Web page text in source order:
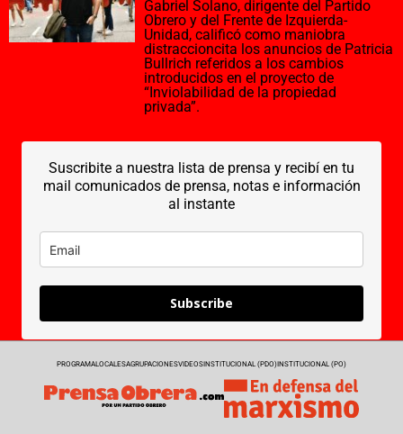
Gabriel Solano, dirigente del Partido
Obrero y del Frente de Izquierda-
Unidad, calificó como maniobra
distraccioncita los anuncios de Patricia
Bullrich referidos a los cambios
introducidos en el proyecto de
“Inviolabilidad de la propiedad
privada”.
Suscribite a nuestra lista de prensa y recibí en tu
mail comunicados de prensa, notas e información
al instante
Subscribe
PROGRAMALOCALESAGRUPACIONESVIDEOSINSTITUCIONAL (PDO)INSTITUCIONAL (PO)